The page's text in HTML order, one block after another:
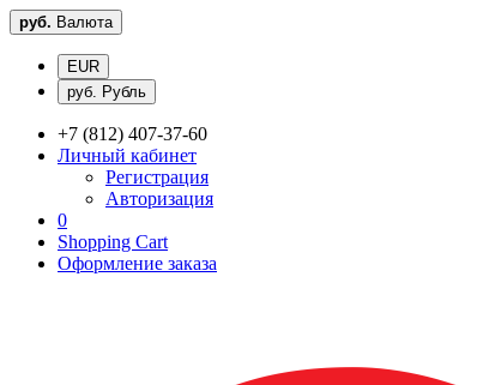
руб. Валюта
EUR
руб. Рубль
+7 (812) 407-37-60
Личный кабинет
Регистрация
Авторизация
0
Shopping Cart
Оформление заказа